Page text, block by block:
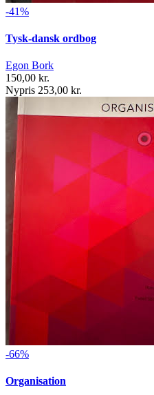
-41%
Tysk-dansk ordbog
Egon Bork
150,00 kr.
Nypris 253,00 kr.
-66%
Organisation